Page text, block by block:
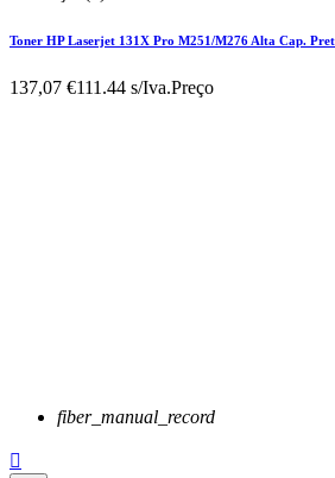
Toner HP Laserjet 131X Pro M251/M276 Alta Cap.
137,07 €111.44 s/Iva.Preço
fiber_manual_record
